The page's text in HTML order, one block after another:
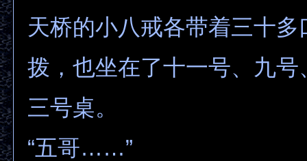
天桥的小八戒各带着三十多
拨，也坐在了十一号、九号
三号桌。
“五哥……”